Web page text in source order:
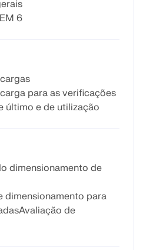
de aço
de aço utilizando
EN 1993‑1‑8 e AISC 360,
RFEM 6 para fluxos de
6
para as verificações
último e de utilização
dimensionamento de
dimensionamento para
de